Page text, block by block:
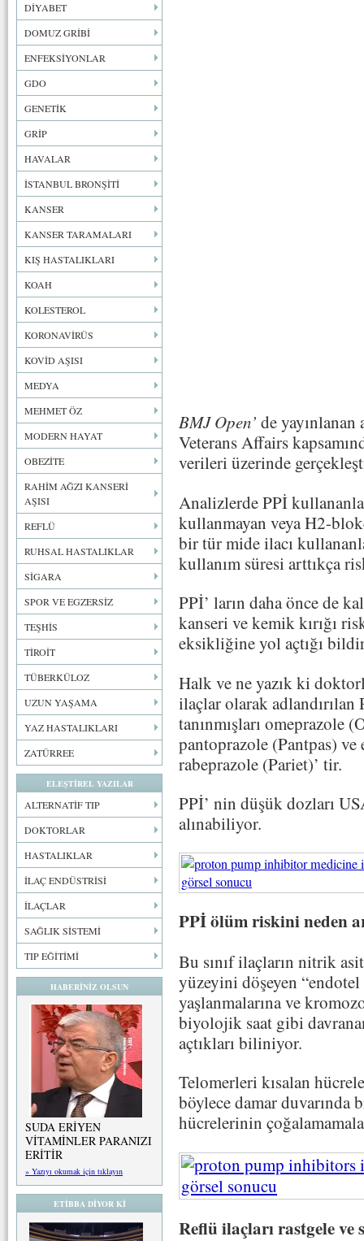
DİYABET
DOMUZ GRİBİ
ENFEKSİYONLAR
GDO
GENETİK
GRİP
HAVALAR
İSTANBUL BRONŞİTİ
KANSER
KANSER TARAMALARI
KIŞ HASTALIKLARI
KOAH
KOLESTEROL
KORONAVİRÜS
KOVİD AŞISI
MEDYA
MEHMET ÖZ
MODERN HAYAT
OBEZİTE
RAHİM AĞZI KANSERİ
AŞISI
REFLÜ
RUHSAL HASTALIKLAR
SİGARA
SPOR VE EGZERSİZ
TEŞHİS
TİROİT
TÜBERKÜLOZ
UZUN YAŞAMA
YAZ HASTALIKLARI
ZATÜRREE
ELEŞTİREL YAZILAR
ALTERNATİF TIP
DOKTORLAR
HASTALIKLAR
İLAÇ ENDÜSTRİSİ
İLAÇLAR
SAĞLIK SİSTEMİ
TIP EĞİTİMİ
HABERİNİZ OLSUN
SUDA ERİYEN
VİTAMİNLER PARANIZI
ERİTİR
» Yazıyı okumak için tıklayın
ETİBBA DİYOR Kİ
BMJ Open’ de yayınlanan
Veterans Affairs
verileri üzerinde
Analizlerde PPİ
kullanmayan veya H2-
bir tür mide ilacı
kullanım süresi arttıkça
PPİ’ ların daha önce de
kanseri ve kemik kırığı
eksikliğine yol açtığı
Halk ve ne yazık ki
ilaçlar olarak adlandırılan
tanınmışları omeprazole
pantoprazole (Pantpas)
rabeprazole (Pariet)’ tir.
PPİ’ nin düşük dozları
alınabiliyor.
PPİ ölüm riskini neden
Bu sınıf ilaçların nitrik
yüzeyini döşeyen
yaşlanmalarına ve
biyolojik saat gibi
açtıkları biliniyor.
Telomerleri kısalan
böylece damar duvarında
hücrelerinin
Reflü ilaçları rastgele ve